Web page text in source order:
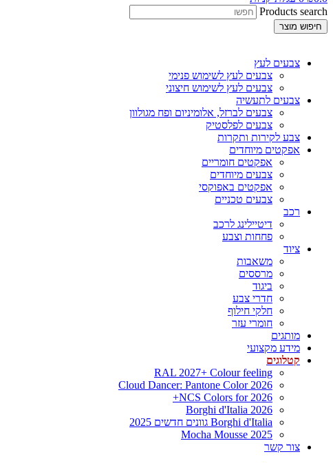
Products search
חיפוש מוצר
צבעים לעץ
צבעים לעץ לשימוש פנימי
צבעים לעץ לשימוש חיצוני
צבעים לתעשיה
צבעים לברזל, אלומיניום ופח מגולוון
צבעים לפלסטיק
צבע לקירות ותקרות
אפקטים מיוחדים
אפקטים חומריים
צבעים מיוחדים
אפקטים באפוקסי
צבעים טכניים
רכב
דיטיילינג לרכב
פחחות וצבע
ציוד
משאבות
מרססים
ביגוד
חדרי צבע
חלקי חילוף
חומרי עזר
מותגים
מידע מקצועי
קטלוגים
RAL 2027+ Colour feeling
Cloud Dancer: Pantone Color 2026
NCS Colors for 2026+
Borghi d'Italia 2026
Borghi d'Italia גוונים חדשים 2025
Mocha Mousse 2025
צור קשר